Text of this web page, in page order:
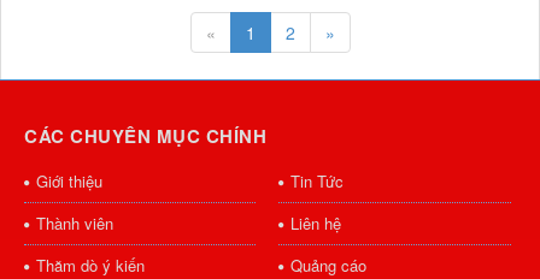
« 1 2 »
CÁC CHUYÊN MỤC CHÍNH
Giới thiệu
Tin Tức
Thành viên
Liên hệ
Thăm dò ý kiến
Quảng cáo